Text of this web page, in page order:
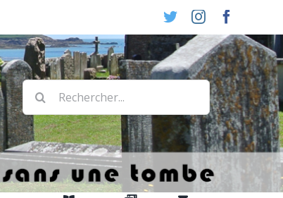
TwitterInstagram
Rechercher: